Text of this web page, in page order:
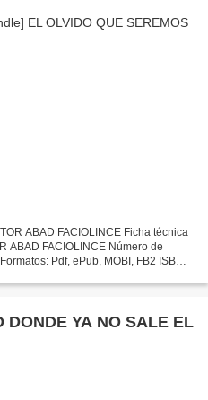
ABAD FACIOLINCE Ficha técnica
ABAD FACIOLINCE Número de
Pdf, ePub, MOBI, FB2 ISBN:
DONDE YA NO SALE EL